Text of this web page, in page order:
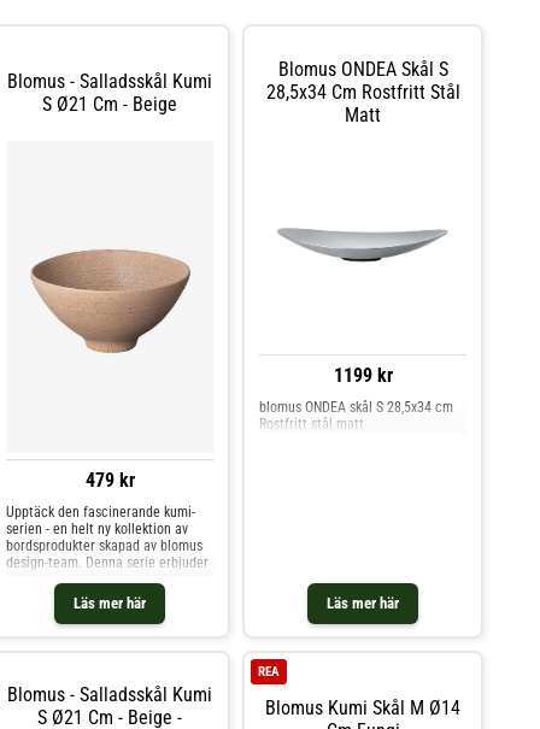
Blomus - Salladsskål Kumi
S Ø21 Cm - Beige
479 kr
Läs mer här
Upptäck den fascinerande kumi-
serien - en helt ny kollektion av
bordsprodukter skapad av blomus
design-team. Denna serie erbjuder
som utstrålar minimalistisk design,
vilket är en kärnpunkt i blomus
koncept för att designa
blomus valt för denna serie,
inspirerat av det japanska ordet för
Blomus ONDEA Skål S
28,5x34 Cm Rostfritt Stål
Matt
1199 kr
Läs mer här
blomus ONDEA skål S 28,5x34 cm
Rostfritt stål matt
Blomus - Salladsskål Kumi
S Ø21 Cm - Beige -
Blomus Kumi Skål M Ø14
REA